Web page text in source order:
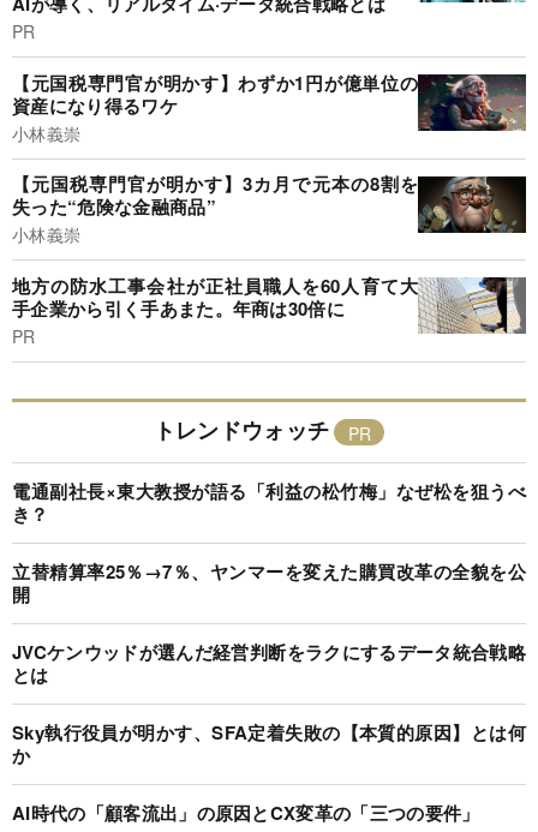
PR
【元国税専門官が明かす】わずか1円が億単位の
資産になり得るワケ
小林義崇
【元国税専門官が明かす】3カ月で元本の8割を
失った“危険な金融商品”
小林義崇
地方の防水工事会社が正社員職人を60人育て大
手企業から引く手あまた。年商は30倍に
PR
トレンドウォッチ
電通副社長×東大教授が語る「利益の松竹梅」なぜ松を狙うべ
き？
立替精算率25％→7％、ヤンマーを変えた購買改革の全貌を公
開
JVCケンウッドが選んだ経営判断をラクにするデータ統合戦略
とは
Sky執行役員が明かす、SFA定着失敗の【本質的原因】とは何
か
AI時代の「顧客流出」の原因とCX変革の「三つの要件」